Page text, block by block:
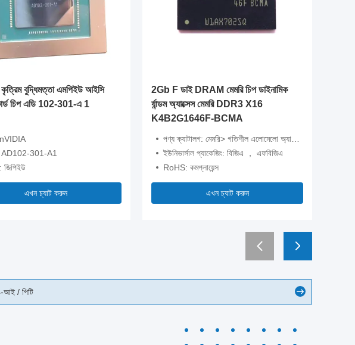
কৃত্রিম বুদ্ধিমত্তা এমপিইউ আইসি
চিপ এডি 102-301-এ 1
nVIDIA
AD102-301-A1
জিপিইউ
এখন চ্যাট করুন
2Gb F ডাই DRAM মেমরি চিপ ডাইনামিক
র্যান্ডম অ্যাক্সেস মেমরি DDR3 X16
K4B2G1646F-BCMA
পণ্য ক্যাটালগ: মেমরি> গতিশীল এলোমেলো অ্যাক্সেস মেমরি (ডিআরএএম)
ইউনিভার্সাল প্যাকেজিং: বিজিএ ， এফবিজিএ
RoHS: কমপ্লায়েন্স
এখন চ্যাট করুন